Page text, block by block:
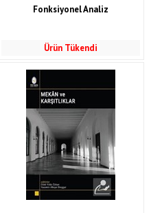
Fonksiyonel Analiz
Ürün Tükendi